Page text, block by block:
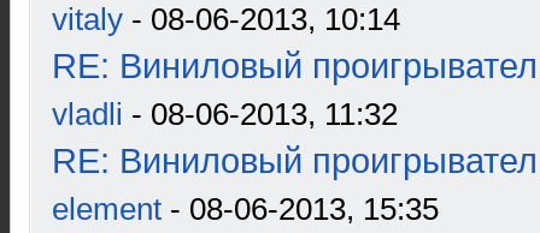
vitaly - 08-06-2013, 10:14
RE: Виниловый
vladli - 08-06-2013, 11:32
RE: Виниловый
element - 08-06-2013, 15:35